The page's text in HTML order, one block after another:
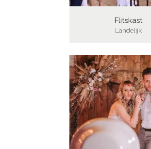
Flitskast
Landelijk